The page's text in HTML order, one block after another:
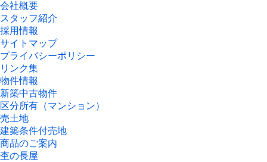
会社概要
スタッフ紹介
採用情報
サイトマップ
プライバシーポリシー
リンク集
物件情報
新築中古物件
区分所有（マンション）
売土地
建築条件付売地
商品のご案内
杢の長屋